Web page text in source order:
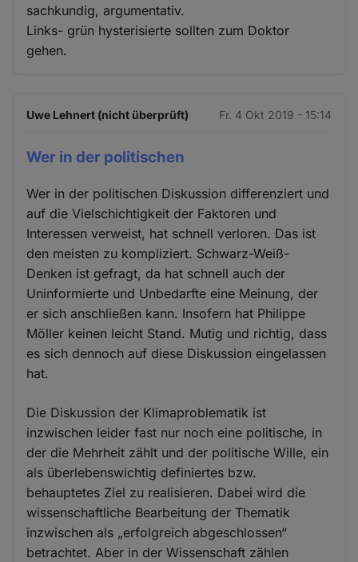
sachkundig, argumentativ.
Links- grün hysterisierte sollten zum Doktor
gehen.
Uwe Lehnert (nicht überprüft) Fr. 4 Okt 2019 - 15:14
Wer in der politischen
Wer in der politischen Diskussion differenziert und
auf die Vielschichtigkeit der Faktoren und
Interessen verweist, hat schnell verloren. Das ist
den meisten zu kompliziert. Schwarz-Weiß-
Denken ist gefragt, da hat schnell auch der
Uninformierte und Unbedarfte eine Meinung, der
er sich anschließen kann. Insofern hat Philippe
Möller keinen leicht Stand. Mutig und richtig, dass
es sich dennoch auf diese Diskussion eingelassen
hat.
Die Diskussion der Klimaproblematik ist
inzwischen leider fast nur noch eine politische, in
der die Mehrheit zählt und der politische Wille, ein
als überlebenswichtig definiertes bzw.
behauptetes Ziel zu realisieren. Dabei wird die
wissenschaftliche Bearbeitung der Thematik
inzwischen als „erfolgreich abgeschlossen“
betrachtet. Aber in der Wissenschaft zählen